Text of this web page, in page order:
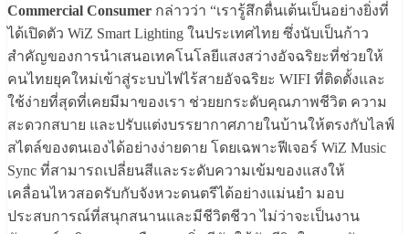
Commercial Consumer กล่าวว่า “เรารู้สึกตื่นเต้นเป็นอย่างยิ่งที่
ได้เปิดตัว WiZ Smart Lighting ในประเทศไทย ซึ่งนับเป็นก้าว
สำคัญของการนำเสนอเทคโนโลยีแสงสว่างอัจฉริยะที่ช่วยให้
คนไทยยุคใหม่เข้าสู่ระบบไฟไร้สายอัจฉริยะ WIFI ที่ติดตั้งและ
ใช้ง่ายที่สุดที่เคยมีมาของเรา ช่วยยกระดับคุณภาพชีวิต ความ
สะดวกสบาย และปรับแต่งบรรยากาศภายในบ้านให้ตรงกับไลฟ์
สไตล์ของตนเองได้อย่างง่ายดาย โดยเฉพาะฟีเจอร์ WiZ Music
Sync ที่สามารถเปลี่ยนสีและระดับความเข้มของแสงให้
เคลื่อนไหวสอดรับกับจังหวะดนตรีได้อย่างแม่นยำ มอบ
ประสบการณ์ที่สนุกสนานและมีชีวิตชีวา ไม่ว่าจะเป็นงาน